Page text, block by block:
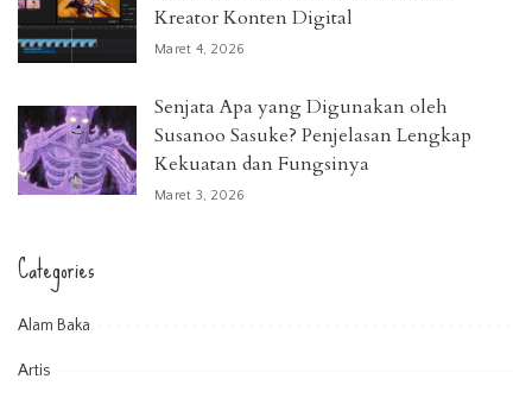
Kreator Konten Digital
Maret 4, 2026
Senjata Apa yang Digunakan oleh
Susanoo Sasuke? Penjelasan Lengkap
Kekuatan dan Fungsinya
Maret 3, 2026
Categories
Alam Baka
Artis